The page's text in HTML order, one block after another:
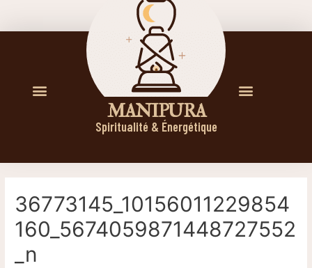
M A N I P U R A
Spiritualité & Énergétique
36773145_10156011229854
160_5674059871448727552
_n